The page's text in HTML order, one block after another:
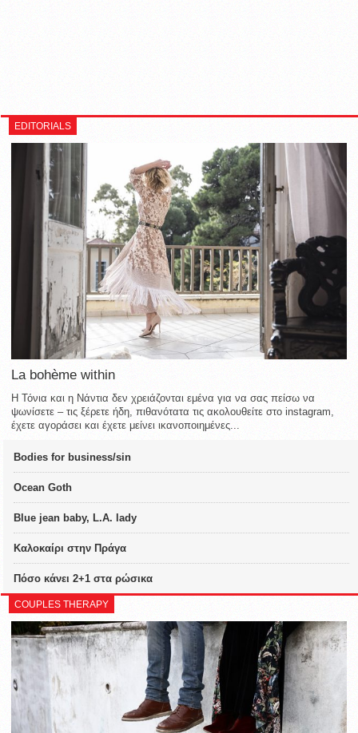
EDITORIALS
La bohème within
Η Τόνια και η Νάντια δεν χρειάζονται εμένα για να σας πείσω να
ψωνίσετε – τις ξέρετε ήδη, πιθανότατα τις ακολουθείτε στο instagram,
έχετε αγοράσει και έχετε μείνει ικανοποιημένες...
Bodies for business/sin
Ocean Goth
Blue jean baby, L.A. lady
Καλοκαίρι στην Πράγα
Πόσο κάνει 2+1 στα ρώσικα
COUPLES THERAPY